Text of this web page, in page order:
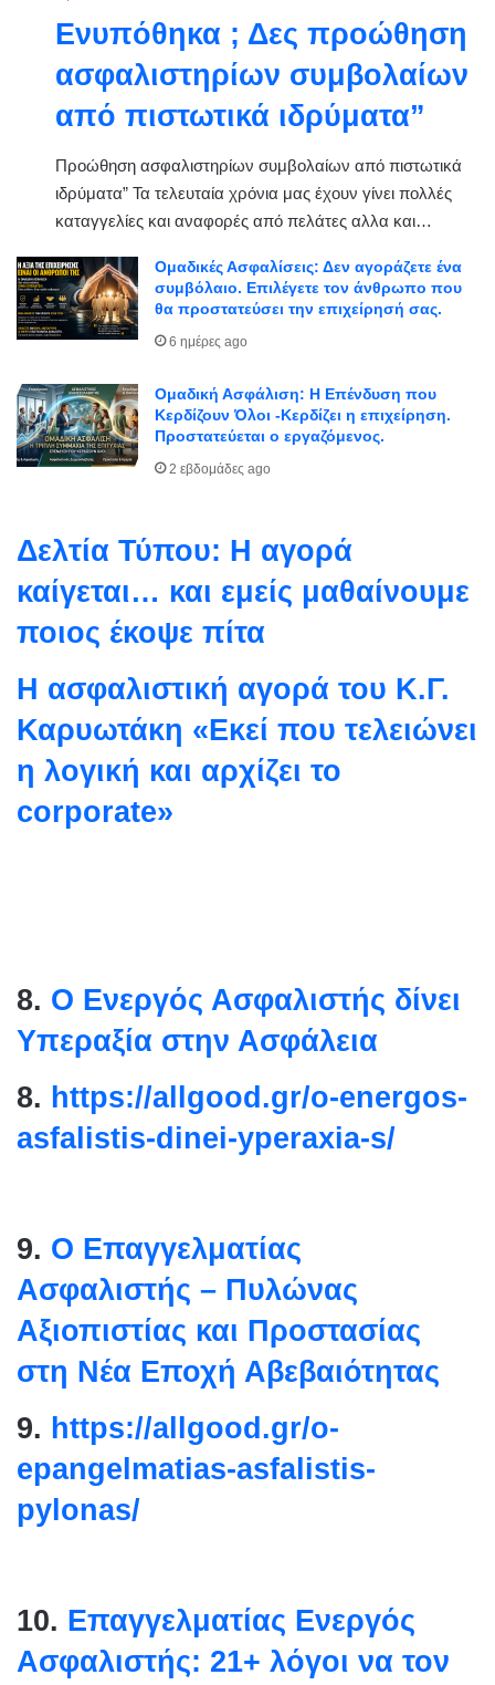
Ενυπόθηκα ; Δες προώθηση
ασφαλιστηρίων συμβολαίων
από πιστωτικά ιδρύματα”
Προώθηση ασφαλιστηρίων συμβολαίων από πιστωτικά
ιδρύματα” Τα τελευταία χρόνια μας έχουν γίνει πολλές
καταγγελίες και αναφορές από πελάτες αλλα και…
Ομαδικές Ασφαλίσεις: Δεν αγοράζετε ένα
συμβόλαιο. Επιλέγετε τον άνθρωπο που
θα προστατεύσει την επιχείρησή σας.
6 ημέρες ago
Ομαδική Ασφάλιση: Η Επένδυση που
Κερδίζουν Όλοι -Κερδίζει η επιχείρηση.
Προστατεύεται ο εργαζόμενος.
2 εβδομάδες ago
Δελτία Τύπου: Η αγορά
καίγεται… και εμείς μαθαίνουμε
ποιος έκοψε πίτα
Η ασφαλιστική αγορά του Κ.Γ.
Καρυωτάκη «Εκεί που τελειώνει
η λογική και αρχίζει το
corporate»
8. Ο Ενεργός Ασφαλιστής δίνει
Υπεραξία στην Ασφάλεια
8. https://allgood.gr/o-energos-
asfalistis-dinei-yperaxia-s/
9. Ο Επαγγελματίας
Ασφαλιστής – Πυλώνας
Αξιοπιστίας και Προστασίας
στη Νέα Εποχή Αβεβαιότητας
9. https://allgood.gr/o-
epangelmatias-asfalistis-
pylonas/
10. Επαγγελματίας Ενεργός
Ασφαλιστής: 21+ λόγοι να τον